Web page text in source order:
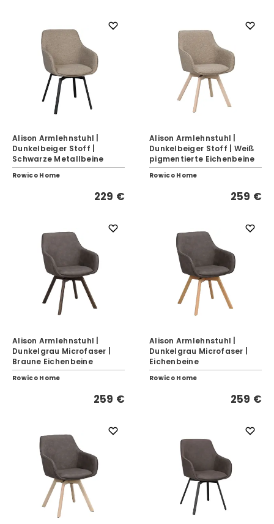
Alison Armlehnstuhl |
Dunkelbeiger Stoff |
Schwarze Metallbeine
Rowico Home
229 €
Alison Armlehnstuhl |
Dunkelbeiger Stoff | Weiß
pigmentierte Eichenbeine
Rowico Home
259 €
Alison Armlehnstuhl |
Dunkelgrau Microfaser |
Braune Eichenbeine
Rowico Home
259 €
Alison Armlehnstuhl |
Dunkelgrau Microfaser |
Eichenbeine
Rowico Home
259 €